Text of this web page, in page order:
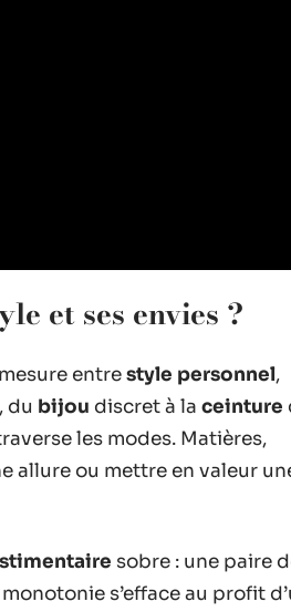
et ses envies ?
entrestyle personnel,
du bijou discret à la ceinture
les modes. Matières,
allure ou mettre en valeur
sobre : une paire
s’efface au profit